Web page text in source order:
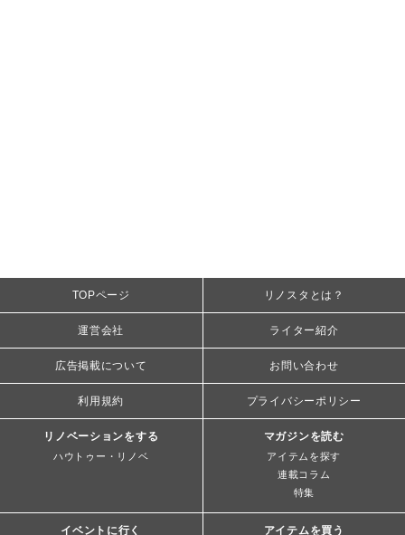
TOPページ リノスタとは？
運営会社 ライター紹介
広告掲載について お問い合わせ
利用規約 プライバシーポリシー
リノベーションをする
ハウトゥー・リノベ
マガジンを読む
アイテムを探す
連載コラム
特集
イベントに行く アイテムを買う